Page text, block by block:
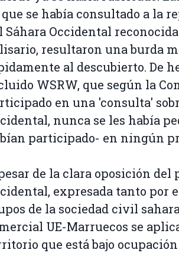
que se había consultado a la
Sáhara Occidental
resultaron una burda
al descubierto. De
WSRW, que según la
en una 'consulta'
nunca se les había
participado- en ningún
de la clara oposición del
expresada tanto por
de la sociedad civil
UE-Marruecos se
que está bajo